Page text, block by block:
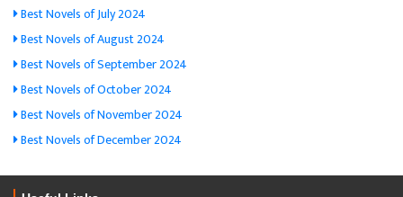
Best Novels of July 2024
Best Novels of August 2024
Best Novels of September 2024
Best Novels of October 2024
Best Novels of November 2024
Best Novels of December 2024